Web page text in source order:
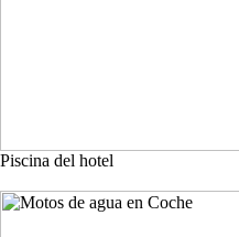
Piscina del hotel